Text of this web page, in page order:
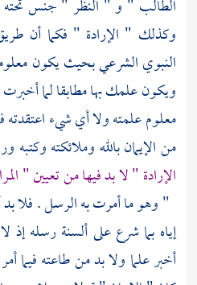
الطالب " و " النظر " جنس
وكذلك " الإرادة " فكما أن
النبوي الشرعي بحيث يكون
ويكون علمك بها مطابقا لما
معلوم علمته ولا أي شيء اعتقدته
من الإيمان بالله وملائكته
الإرادة " لا بد فيها من تعيين "
" وهو ما أمرت به الرسل . فلا بد
إياه بما شرع على ألسنة رسله
أخبر علما ولا بد من طاعته فيما